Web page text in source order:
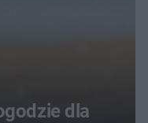
dla